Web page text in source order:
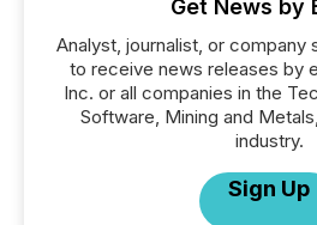
Get News by
Analyst, journalist, or company
to receive news releases by
Inc. or all companies in the
Software, Mining and
industry.
Sign Up